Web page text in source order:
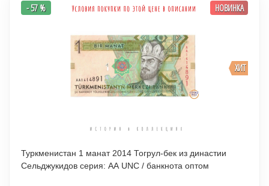
ХИТ
- 57 % НОВИНКА
Туркменистан 1 манат 2014 Тогрул-бек из династии
Сельджукидов серия: AА UNC / банкнота оптом